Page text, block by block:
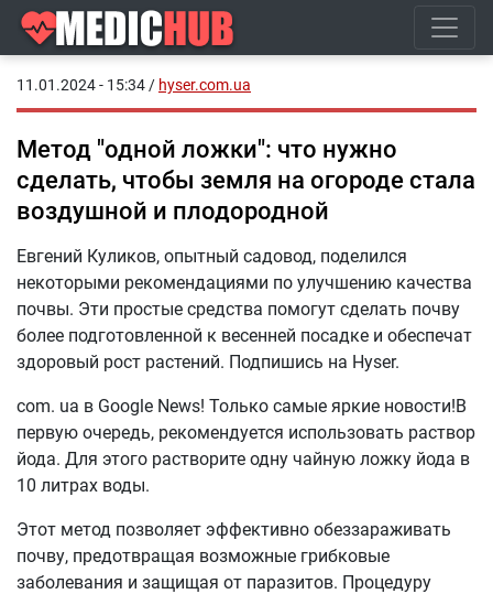
11.01.2024 - 15:34 / hyser.com.ua
Метод "одной ложки": что нужно
сделать, чтобы земля на огороде стала
воздушной и плодородной
Евгений Куликов, опытный садовод, поделился
некоторыми рекомендациями по улучшению качества
почвы. Эти простые средства помогут сделать почву
более подготовленной к весенней посадке и обеспечат
здоровый рост растений. Подпишись на Hyser.
com. ua в Google News! Только самые яркие новости!В
первую очередь, рекомендуется использовать раствор
йода. Для этого растворите одну чайную ложку йода в
10 литрах воды.
Этот метод позволяет эффективно обеззараживать
почву, предотвращая возможные грибковые
заболевания и защищая от паразитов. Процедуру